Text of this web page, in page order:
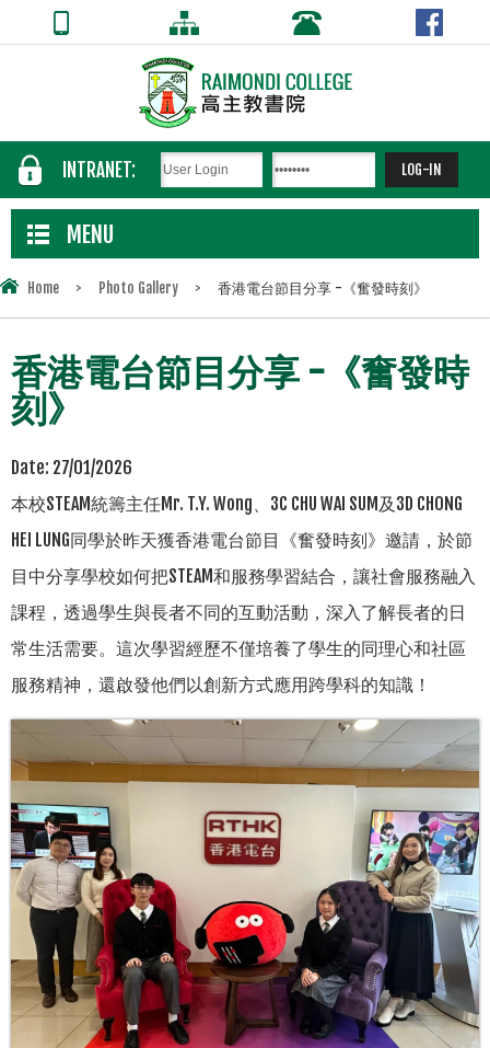
INTRANET:
MENU
Home > Photo Gallery > 香港電台節目分享 -《奮發時刻》
香港電台節目分享 -《奮發時
刻》
Date: 27/01/2026
本校STEAM統籌主任Mr. T.Y. Wong、3C CHU WAI SUM及3D CHONG
HEI LUNG同學於昨天獲香港電台節目《奮發時刻》邀請，於節
目中分享學校如何把STEAM和服務學習結合，讓社會服務融入
課程，透過學生與長者不同的互動活動，深入了解長者的日
常生活需要。這次學習經歷不僅培養了學生的同理心和社區
服務精神，還啟發他們以創新方式應用跨學科的知識！